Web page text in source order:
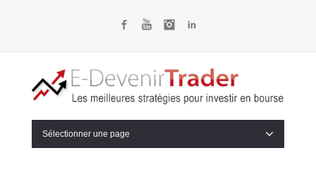
FacebookYouTubeInstagram
Sélectionner une page